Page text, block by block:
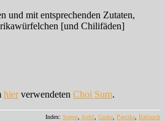
und mit entsprechenden Zutaten,
[und Chilifäden]
hierverwendeten Choi Sum.
Index: Suppe Apfel Gurke Paprika Bärlauch